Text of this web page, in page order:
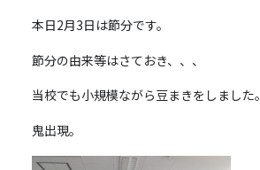
本日2月3日は節分です。
節分の由来等はさておき、、、
当校でも小規模ながら豆まきをしました。
鬼出現。